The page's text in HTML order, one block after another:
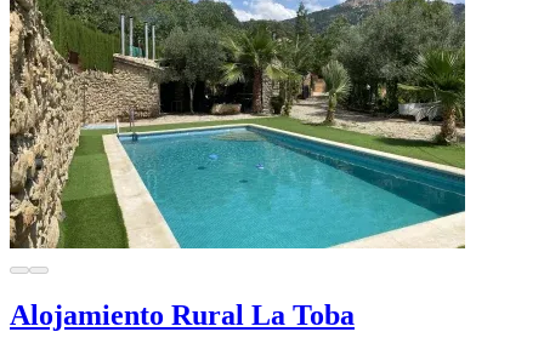
Alojamiento Rural La Toba